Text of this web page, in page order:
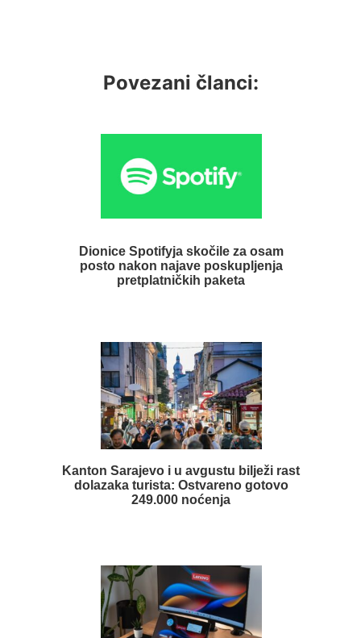
Povezani članci:
Dionice Spotifyja skočile za osam
posto nakon najave poskupljenja
pretplatničkih paketa
Kanton Sarajevo i u avgustu bilježi rast
dolazaka turista: Ostvareno gotovo
249.000 noćenja